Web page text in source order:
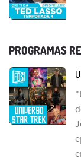
PROGRAMAS